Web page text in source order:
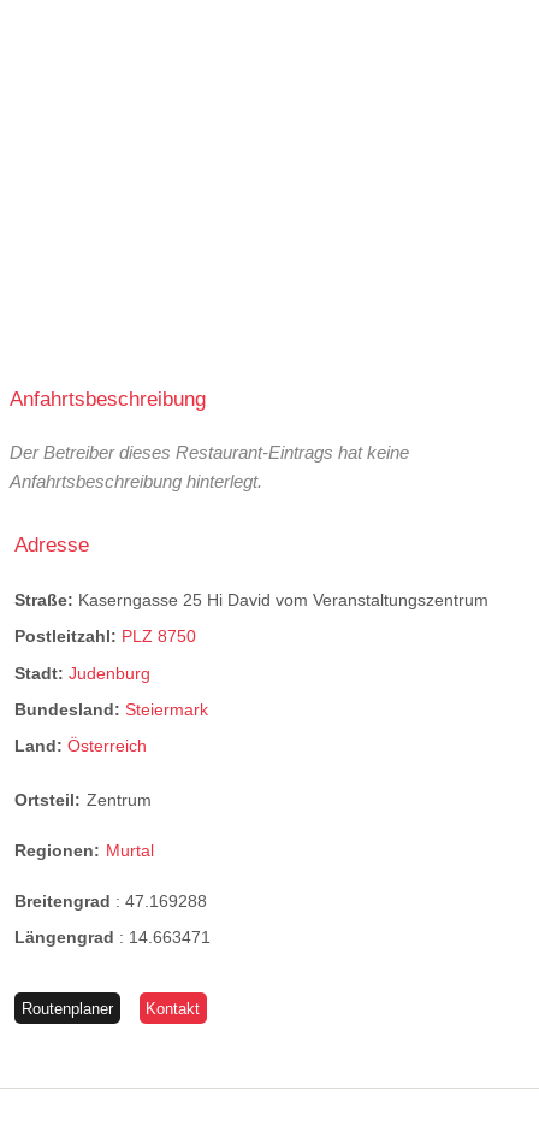
Anfahrtsbeschreibung
Der Betreiber dieses Restaurant-Eintrags hat keine
Anfahrtsbeschreibung hinterlegt.
Adresse
Straße: Kaserngasse 25 Hi David vom Veranstaltungszentrum
Postleitzahl: PLZ 8750
Stadt: Judenburg
Bundesland: Steiermark
Land: Österreich
Ortsteil: Zentrum
Regionen: Murtal
Breitengrad : 47.169288
Längengrad : 14.663471
Routenplaner Kontakt